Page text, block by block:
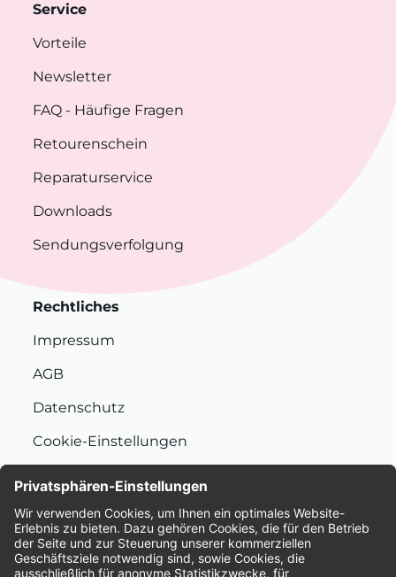
Service
Vorteile
Newsletter
FAQ - Häufige Fragen
Retourenschein
Reparaturservice
Downloads
Sendungsverfolgung
Rechtliches
Impressum
AGB
Datenschutz
Cookie-Einstellungen
Bewertungen